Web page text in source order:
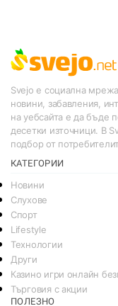
Svejo е социална
новини, забавления,
на уебсайта е да бъде
десетки източници. В
подбор от
КАТЕГОРИИ
Новини
Слухове
Спорт
Lifestyle
Технологии
Други
Казино игри онлайн
Търговия с акции
ПОЛЕЗНО